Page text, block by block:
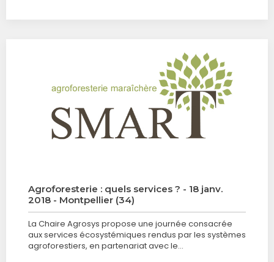
Agroforesterie : quels services ? - 18 janv.
2018 - Montpellier (34)
La Chaire Agrosys propose une journée consacrée
aux services écosystémiques rendus par les systèmes
agroforestiers, en partenariat avec le…